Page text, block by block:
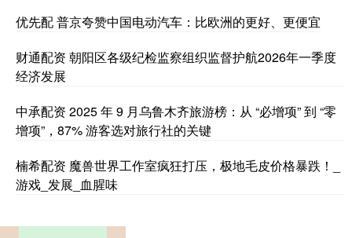
优先配 普京夸赞中国电动汽车：比欧洲的更好、更便宜
财通配资 朝阳区各级纪检监察组织监督护航2026年一季度
经济发展
中承配资 2025 年 9 月乌鲁木齐旅游榜：从 “必增项” 到 “零
增项”，87% 游客选对旅行社的关键
楠希配资 魔兽世界工作室疯狂打压，极地毛皮价格暴跌！_
游戏_发展_血腥味